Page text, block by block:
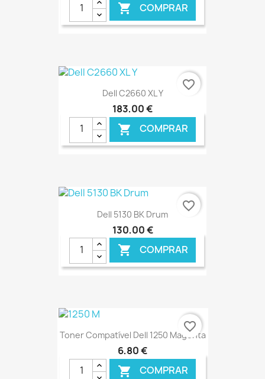
 COMPRAR
€ ONLINE
Dell C2660 XL Y
183,00 €
 COMPRAR
€ ONLINE
favorite_border
Dell 5130 BK Drum
130,00 €
 COMPRAR
€ ONLINE
favorite_border
Toner Compatível Dell 1250 Magenta
6,80 €
 COMPRAR
favorite_border